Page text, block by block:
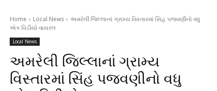
Home Local News
અમરેલી જિલ્લાનાં ગ્રામ્ય વિસ્તારમાં સિંહ પજવણીનો વધુ
એક વિડીયો વાયરલ
Local News
અમરેલી જિલ્લાનાં ગ્રામ્ય
વિસ્તારમાં સિંહ પજવણીનો વધુ